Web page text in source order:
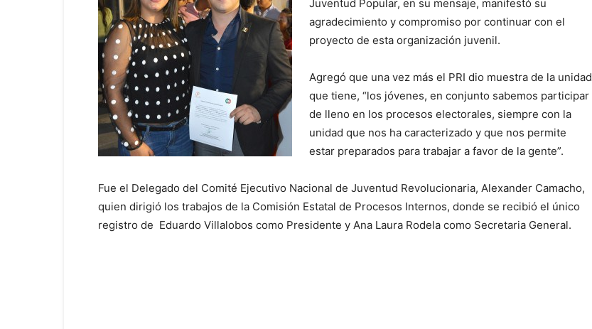
Juventud Popular, en su mensaje, manifestó su
agradecimiento y compromiso por continuar con el
proyecto de esta organización juvenil.
Agregó que una vez más el PRI dio muestra de la unidad
que tiene, “los jóvenes, en conjunto sabemos participar
de lleno en los procesos electorales, siempre con la
unidad que nos ha caracterizado y que nos permite
estar preparados para trabajar a favor de la gente”.
Fue el Delegado del Comité Ejecutivo Nacional de Juventud Revolucionaria, Alexander Camacho,
quien dirigió los trabajos de la Comisión Estatal de Procesos Internos, donde se recibió el único
registro de Eduardo Villalobos como Presidente y Ana Laura Rodela como Secretaria General.